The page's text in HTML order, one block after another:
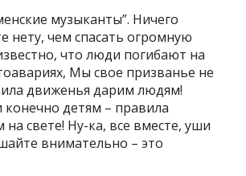
музыканты”. Ничего
нету, чем спасать огромную
что люди погибают на
Мы свое призванье не
движенья дарим людям!
конечно детям – правила
на свете! Ну-ка, все вместе, уши
внимательно – это